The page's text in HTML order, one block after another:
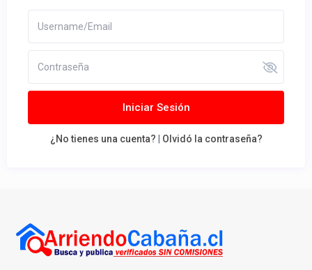
Iniciar Sesión
¿No tienes una cuenta? Olvidó la contraseña?